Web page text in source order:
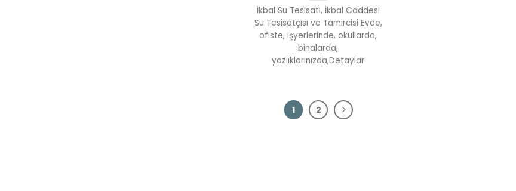
İkbal Su Tesisatı, İkbal Caddesi
Su Tesisatçısı ve Tamircisi Evde,
ofiste, işyerlerinde, okullarda,
binalarda,
yazlıklarınızda,Detaylar
1 2